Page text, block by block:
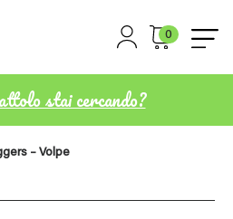
0
stai cercando?
– Volpe